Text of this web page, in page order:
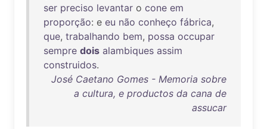
ser preciso levantar o cone em
proporção: e eu não conheço fábrica,
que, trabalhando bem, possa occupar
sempre dois alambiques assim
construidos.
José Caetano Gomes - Memoria sobre
a cultura, e productos da cana de
assucar